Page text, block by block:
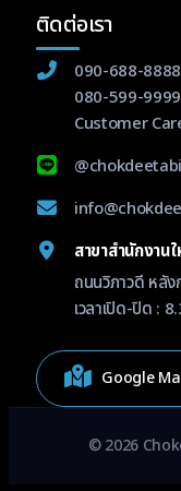
ติดต่อเรา
090-688-8888
080-599-9999
Customer
สาขาสำนักงา
ถนนวิภาวดี หลั
เวลาเปิด-ปิด :
Google
© 2026